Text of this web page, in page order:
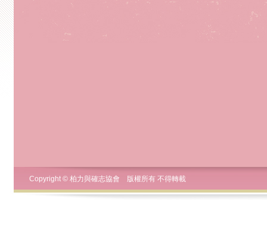
Copyright © 柏力與確志協會 版權所有 不得轉載